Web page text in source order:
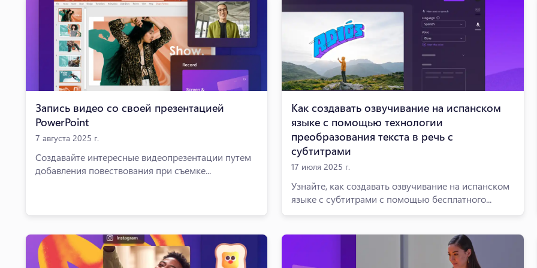
Запись видео со своей презентацией
PowerPoint
7 августа 2025 г.
Создавайте интересные видеопрезентации путем
добавления повествования при съемке...
Как создавать озвучивание на испанском
языке с помощью технологии
преобразования текста в речь с
субтитрами
17 июля 2025 г.
Узнайте, как создавать озвучивание на испанском
языке с субтитрами с помощью бесплатного...